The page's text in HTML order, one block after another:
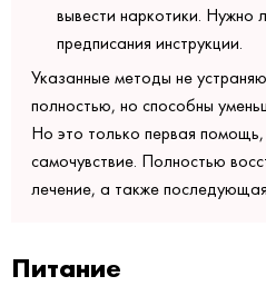
вывести наркотики. Нужно
предписания инструкции.
Указанные методы не
полностью, но способны
Но это только первая
самочувствие. Полностью
лечение, а также последующая
Питание